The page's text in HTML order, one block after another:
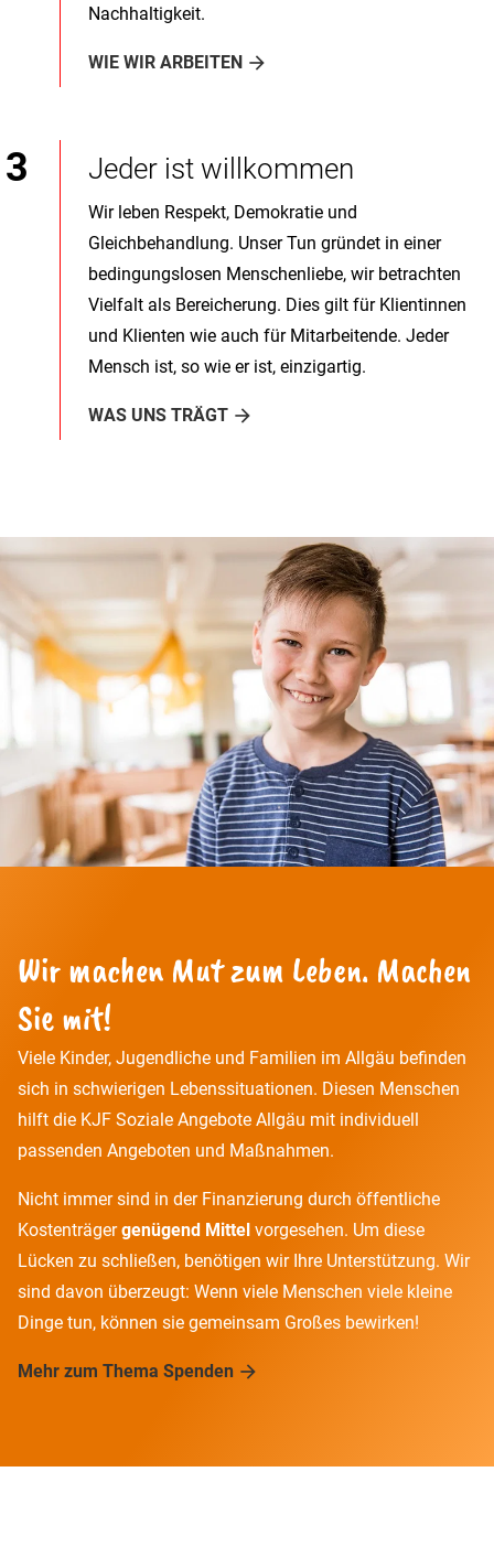
Nachhaltigkeit.
WIE WIR ARBEITEN
Jeder ist willkommen
Wir leben Respekt, Demokratie und
Gleichbehandlung. Unser Tun gründet in einer
bedingungslosen Menschenliebe, wir betrachten
Vielfalt als Bereicherung. Dies gilt für Klientinnen
und Klienten wie auch für Mitarbeitende. Jeder
Mensch ist, so wie er ist, einzigartig.
WAS UNS TRÄGT
Wir machen Mut zum Leben. Machen
Sie mit!
Viele Kinder, Jugendliche und Familien im Allgäu befinden
sich in schwierigen Lebenssituationen. Diesen Menschen
hilft die KJF Soziale Angebote Allgäu mit individuell
passenden Angeboten und Maßnahmen.
Nicht immer sind in der Finanzierung durch öffentliche
Kostenträgergenügend Mittel vorgesehen. Um diese
Lücken zu schließen, benötigen wir Ihre Unterstützung. Wir
sind davon überzeugt: Wenn viele Menschen viele kleine
Dinge tun, können sie gemeinsam Großes bewirken!
Mehr zum Thema Spenden